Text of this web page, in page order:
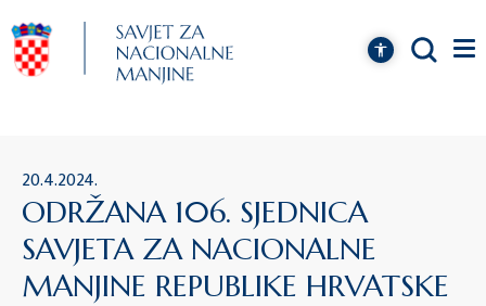
20.4.2024.
ODRŽANA 106. SJEDNICA
SAVJETA ZA NACIONALNE
MANJINE REPUBLIKE HRVATSKE